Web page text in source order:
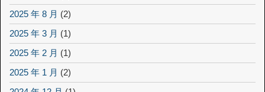
2025 年 8 月 (2)
2025 年 3 月 (1)
2025 年 2 月 (1)
2025 年 1 月 (2)